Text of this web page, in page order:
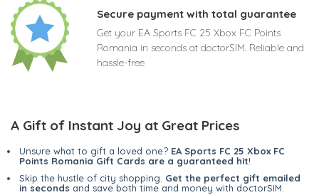
Secure payment with total guarantee
Get your EA Sports FC 25 Xbox FC Points
Romania in seconds at doctorSIM. Reliable and
hassle-free
A Gift of Instant Joy at Great Prices
Unsure what to gift a loved one? EA Sports FC 25 Xbox FC
Points Romania Gift Cards are a guaranteed hit!
Skip the hustle of city shopping. Get the perfect gift emailed
in seconds and save both time and money with doctorSIM.